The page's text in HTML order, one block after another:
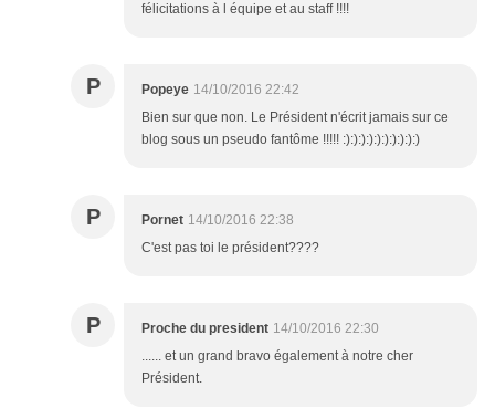
félicitations à l équipe et au staff !!!!
P Popeye 14/10/2016 22:42
Bien sur que non. Le Président n'écrit jamais sur ce
blog sous un pseudo fantôme !!!!! :):):):):):):):):):)
P Pornet 14/10/2016 22:38
C'est pas toi le président????
P Proche du president 14/10/2016 22:30
...... et un grand bravo également à notre cher
Président.